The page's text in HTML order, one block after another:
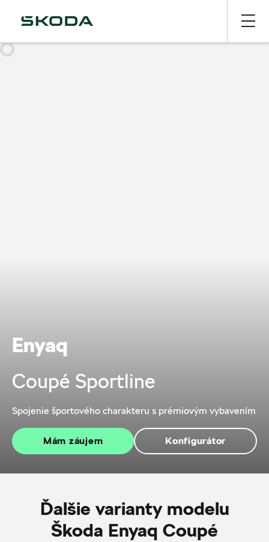
Enyaq
Coupé Sportline
Spojenie športového charakteru s prémiovým vybavením
Mám záujem Konfigurátor
Ďalšie varianty modelu
Škoda Enyaq Coupé